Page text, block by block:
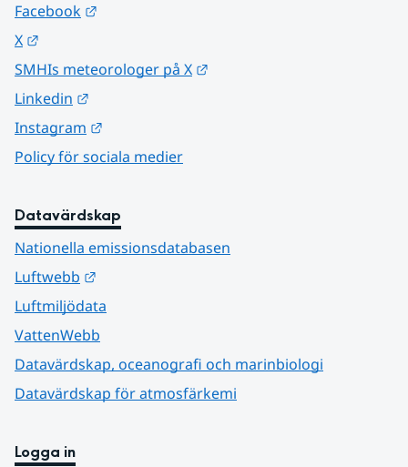
Facebook
X
SMHIs meteorologer på X
Linkedin
Instagram
Policy för sociala medier
Datavärdskap
Nationella emissionsdatabasen
Luftwebb
Luftmiljödata
VattenWebb
Datavärdskap, oceanografi och marinbiologi
Datavärdskap för atmosfärkemi
Logga in